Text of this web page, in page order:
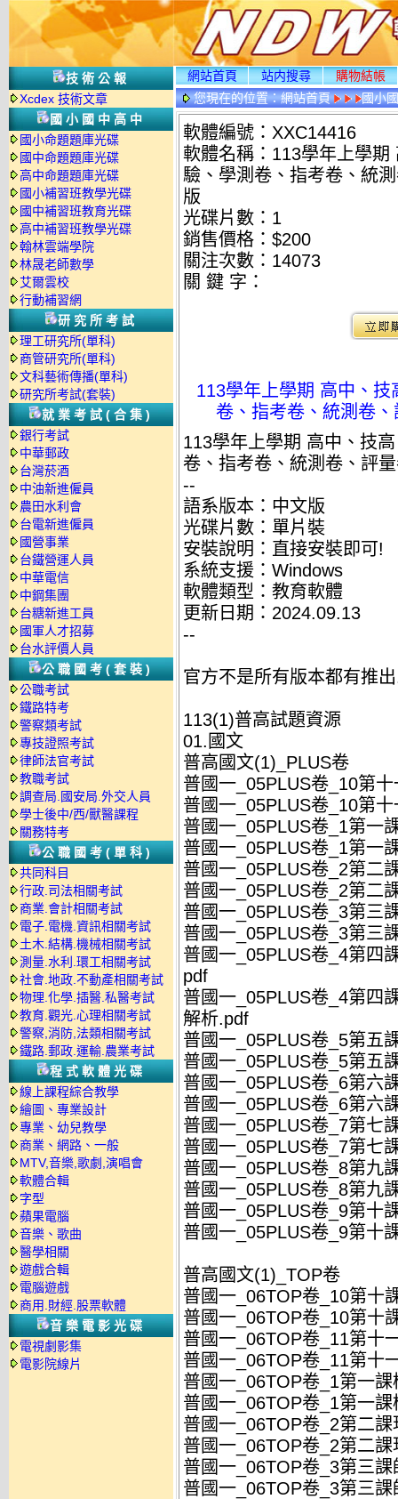
技術公報
Xcdex 技術文章
國小國中高中
國小命題題庫光碟
國中命題題庫光碟
高中命題題庫光碟
國小補習班教學光碟
國中補習班教育光碟
高中補習班教學光碟
翰林雲端學院
林晟老師數學
艾爾雲校
行動補習網
研究所考試
理工研究所(單科)
商管研究所(單科)
文科藝術傳播(單科)
研究所考試(套裝)
就業考試(合集)
銀行考試
中華郵政
台灣菸酒
中油新進僱員
農田水利會
台電新進僱員
國營事業
台鐵營運人員
中華電信
中鋼集團
台糖新進工員
國軍人才招募
台水評價人員
公職國考(套裝)
公職考試
鐵路特考
警察類考試
專技證照考試
律師法官考試
教職考試
調查局.國安局.外交人員
學士後中/西/獸醫課程
關務特考
公職國考(單科)
共同科目
行政.司法相關考試
商業.會計相關考試
電子.電機.資訊相關考試
土木.結構.機械相關考試
測量.水利.環工相關考試
社會.地政.不動產相關考試
物理.化學.插醫.私醫考試
教育.觀光.心理相關考試
警察,消防,法類相關考試
鐵路.郵政.運輸.農業考試
程式軟體光碟
線上課程綜合教學
繪圖、專業設計
專業、幼兒教學
商業、網路、一般
MTV,音樂,歌劇,演唱會
軟體合輯
字型
蘋果電腦
音樂、歌曲
醫學相關
遊戲合輯
電腦遊戲
商用.財經.股票軟體
音樂電影光碟
電視劇影集
電影院線片
網站首頁 站内搜尋
購物結帳
您現在的位置：網站首頁 國小
軟體編號：XXC14416
軟體名稱：113學年上學
驗、學測卷、指考卷、統
版
光碟片數：1
銷售價格：$200
關注次數： 14073
關 鍵 字：
113學年上學期 高中、
卷、指考卷、統測卷
113學年上學期 高中、技
卷、指考卷、統測卷、評
--
語系版本：中文版
光碟片數：單片裝
安裝說明：直接安裝即可!
系統支援：Windows
軟體類型：教育軟體
更新日期：2024.09.13
--
官方不是所有版本都有推
113(1)普高試題資源
01.國文
普高國文(1)_PLUS卷
普國一_05PLUS卷_10第
普國一_05PLUS卷_10第
普國一_05PLUS卷_1第一
普國一_05PLUS卷_1第一
普國一_05PLUS卷_2第二
普國一_05PLUS卷_2第二
普國一_05PLUS卷_3第三
普國一_05PLUS卷_3第三
普國一_05PLUS卷_4第四
pdf
普國一_05PLUS卷_4第四
解析.pdf
普國一_05PLUS卷_5第五
普國一_05PLUS卷_5第五
普國一_05PLUS卷_6第六
普國一_05PLUS卷_6第六
普國一_05PLUS卷_7第七
普國一_05PLUS卷_7第七
普國一_05PLUS卷_8第九
普國一_05PLUS卷_8第九
普國一_05PLUS卷_9第十
普國一_05PLUS卷_9第十
普高國文(1)_TOP卷
普國一_06TOP卷_10第十
普國一_06TOP卷_10第十
普國一_06TOP卷_11第十
普國一_06TOP卷_11第十
普國一_06TOP卷_1第一
普國一_06TOP卷_1第一
普國一_06TOP卷_2第二
普國一_06TOP卷_2第二
普國一_06TOP卷_3第三
普國一_06TOP卷_3第三